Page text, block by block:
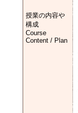
授業の内容や
構成
Course
Content / Plan